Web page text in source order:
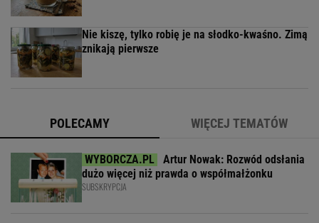
Nie kiszę, tylko robię je na słodko-kwaśno. Zimą
znikają pierwsze
POLECAMY WIĘCEJ TEMATÓW
Artur Nowak: Rozwód odsłania
dużo więcej niż prawda o współmałżonku
SUBSKRYPCJA